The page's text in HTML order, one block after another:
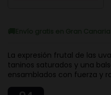
La expresión frutal de las
taninos saturados y una
ensamblados con fuerza y